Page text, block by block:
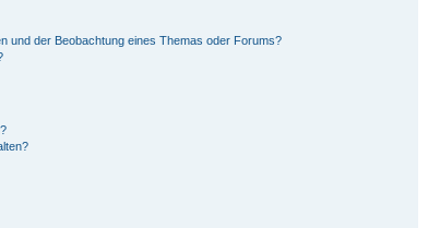
und der Beobachtung eines Themas oder Forums?